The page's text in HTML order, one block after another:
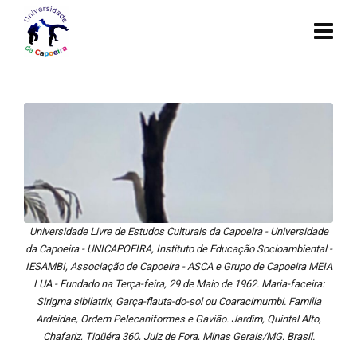
Universidade Livre de Estudos Culturais da Capoeira - Universidade
da Capoeira - UNICAPOEIRA, Instituto de Educação Socioambiental -
IESAMBI, Associação de Capoeira - ASCA e Grupo de Capoeira MEIA
LUA - Fundado na Terça-feira, 29 de Maio de 1962. Maria-faceira:
Sirigma sibilatrix, Garça-flauta-do-sol ou Coaracimumbi. Família
Ardeidae, Ordem Pelecaniformes e Gavião. Jardim, Quintal Alto,
Chafariz, Tigüéra 360, Juiz de Fora, Minas Gerais/MG, Brasil.